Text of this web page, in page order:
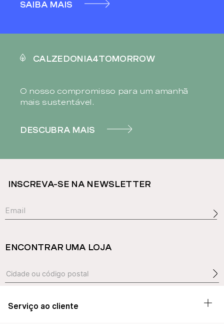
SAIBA MAIS
CALZEDONIA4TOMORROW
O nosso compromisso para um amanhã
mais sustentável.
DESCUBRA MAIS
INSCREVA-SE NA NEWSLETTER
ENCONTRAR UMA LOJA
Serviço ao cliente